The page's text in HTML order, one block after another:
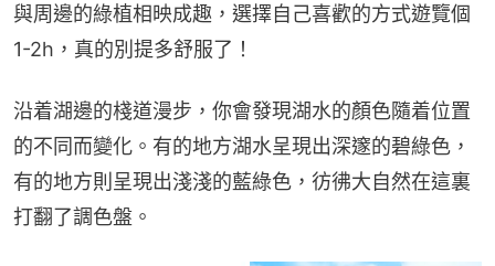
與周邊的綠植相映成趣，選擇自己喜歡的方式遊覽個
1-2h，真的別提多舒服了！
沿着湖邊的棧道漫步，你會發現湖水的顏色隨着位置
的不同而變化。有的地方湖水呈現出深邃的碧綠色，
有的地方則呈現出淺淺的藍綠色，彷彿大自然在這裏
打翻了調色盤。